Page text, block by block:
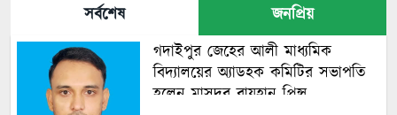
সর্বশেষ
জনপ্রিয়
গদাইপুর জেহের আলী মাধ্যমিক
বিদ্যালয়ের অ্যাডহক কমিটির সভাপতি
হলেন মাসুদুর রায়হান প্রিন্স